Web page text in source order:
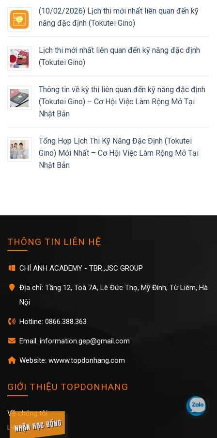
(10/02/2026) Lịch thi mới nhất liên quan đến kỹ
năng đặc định (Tokutei Gino)
Lịch thi mới nhất liên quan đến kỹ năng đặc định
(Tokutei Gino)
Thông tin về kỳ thi liên quan đến kỹ năng đặc định
(Tokutei Gino) – Cơ Hội Việc Làm Rộng Mở Tại
Nhật Bản
Tổng Hợp Lịch Thi Kỹ Năng Đặc Định (Tokutei
Gino) Mới Nhất – Cơ Hội Việc Làm Rộng Mở Tại
Nhật Bản
THÔNG TIN LIÊN HỆ
CHÍ ANH ACADEMY - TBR.,JSC GROUP
Địa chỉ: Tầng 12, Toà 7A, Lê Đức Thọ, Mỹ Đình, Từ Liêm, Hà
Nội
Hotline: 0866.388.363
Email: information.gep@gmail.com
Website: wwww.topdonhang.com
GIỚI THIỆU TOPDONHANG
Về chúng tôi
Liên hệ